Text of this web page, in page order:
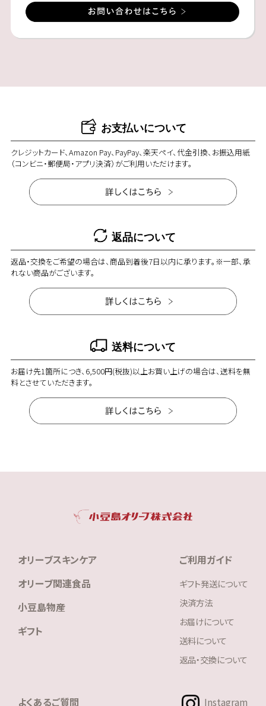
お支払いについて
クレジットカード、Amazon Pay、PayPay、楽天ペイ、代金引換、お振込用紙
（コンビニ・郵便局・アプリ決済）がご利用いただけます。
返品について
返品・交換をご希望の場合は、商品到着後7日以内に承ります。※一部、承
れない商品がございます。
送料について
お届け先1箇所につき、6,500円(税抜)以上お買い上げの場合は、送料を無
料とさせていただきます。
オリーブスキンケア
オリーブ関連食品
小豆島物産
ギフト
ご利用ガイド
ギフト発送について
決済方法
お届けについて
送料について
返品・交換について
よくあるご質問 Instagram